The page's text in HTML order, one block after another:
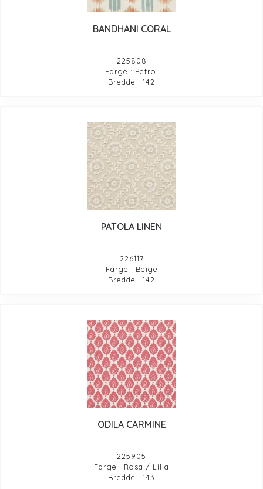
BANDHANI CORAL
225808
Farge : Petrol
Bredde : 142
PATOLA LINEN
226117
Farge : Beige
Bredde : 142
ODILA CARMINE
225905
Farge : Rosa / Lilla
Bredde : 143